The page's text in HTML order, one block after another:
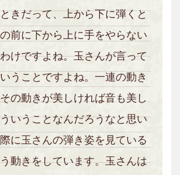
きだって、上から下に弾くと
前に下から上に手をやらない
けですよね。玉さんが言って
うことですよね。一連の動き
の動きが美しければ音も美し
いうことなんだろうなと思い
に玉さんの弾き姿を見ている
動きをしています。玉さんは